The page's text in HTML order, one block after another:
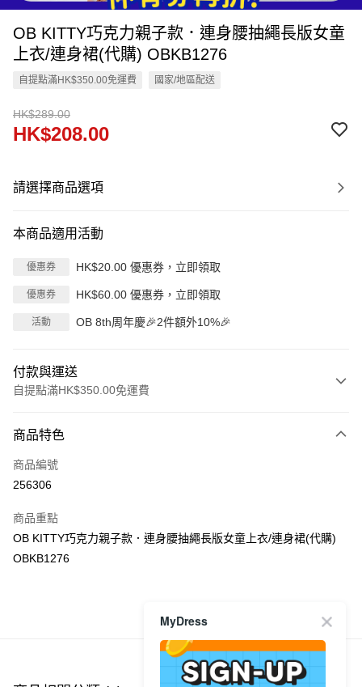
OB KITTY巧克力親子款．連身腰抽繩長版女童
上衣/連身裙(代購) OBKB1276
自提點滿HK$350.00免運費 國家/地區配送
HK$289.00
HK$208.00
請選擇商品選項
本商品適用活動
優惠券 HK$20.00 優惠券，立即領取
優惠券 HK$60.00 優惠券，立即領取
活動 OB 8th周年慶🎉2件額外10%🎉
付款與運送
自提點滿HK$350.00免運費
信用卡
Apple Pay
PayMe
WeChat Pay
每筆HK$40.00，滿HK$350.00或以上免運費
付款後順豐站及營業點
商品特色
商品編號
256306
商品重點
OB KITTY巧克力親子款．連身腰抽繩長版女童上衣/連身裙(代購)
OBKB1276
商品推薦
MyDress